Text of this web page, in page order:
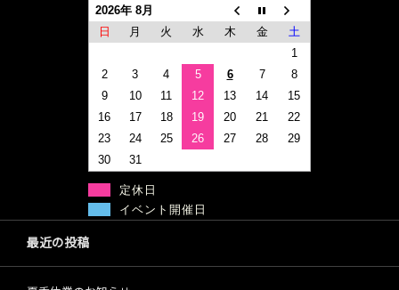
2026年 8月
日
月 火 水 木 金
土
1
2
3 4 5 6 7
8
9
10 11 12 13 14
15
16
17 18 19 20 21
22
23
24 25 26 27 28
29
30
31
定休日
イベント開催日
最近の投稿